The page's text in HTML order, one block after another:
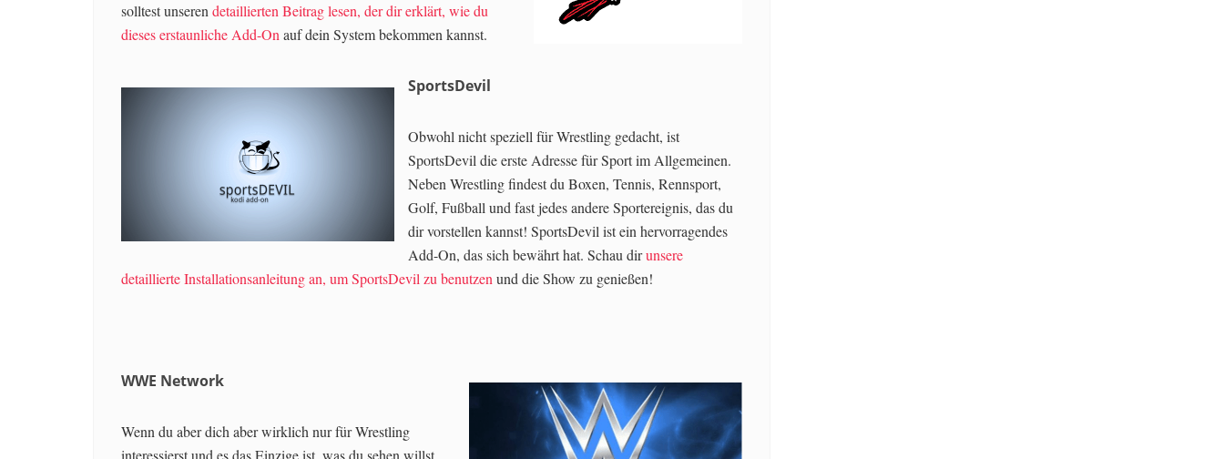
solltest unserendetaillierten Beitrag lesen, der dir erklärt, wie du
dieses erstaunliche Add-Onauf dein System bekommen kannst.
SportsDevil
Obwohl nicht speziell für Wrestling gedacht, ist
SportsDevil die erste Adresse für Sport im Allgemeinen.
Neben Wrestling findest du Boxen, Tennis, Rennsport,
Golf, Fußball und fast jedes andere Sportereignis, das du
dir vorstellen kannst! SportsDevil ist ein hervorragendes
Add-On, das sich bewährt hat. Schau dirunsere
detaillierte Installationsanleitung an, um SportsDevil zu benutzenund die Show zu genießen!
WWE Network
Wenn du aber dich aber wirklich nur für Wrestling
interessierst und es das Einzige ist, was du sehen willst,